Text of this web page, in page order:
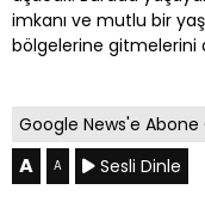
imkanı ve mutlu bir
bölgelerine gitmelerini
Google News'e Abone
A A Sesli Dinle